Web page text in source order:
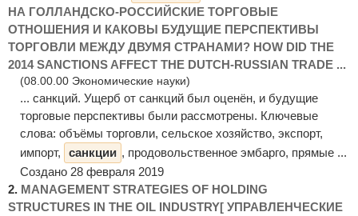
НА ГОЛЛАНДСКО-РОССИЙСКИЕ ТОРГОВЫЕ
ОТНОШЕНИЯ И КАКОВЫ БУДУЩИЕ ПЕРСПЕКТИВЫ
ТОРГОВЛИ МЕЖДУ ДВУМЯ СТРАНАМИ? HOW DID THE
2014 SANCTIONS AFFECT THE DUTCH-RUSSIAN TRADE ...
(08.00.00 Экономические науки)
... санкций. Ущерб от санкций был оценён, и будущие
торговые перспективы были рассмотрены. Ключевые
слова: объёмы торговли, сельское хозяйство, экспорт,
импорт,
санкции , продовольственное эмбарго, прямые ...
Создано 28 февраля 2019
2. MANAGEMENT STRATEGIES OF HOLDING
STRUCTURES IN THE OIL INDUSTRY[ УПРАВЛЕНЧЕСКИЕ